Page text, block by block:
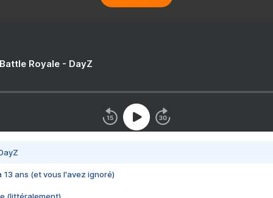
Royale - DayZ
13 ans (et vous l'avez ignoré)